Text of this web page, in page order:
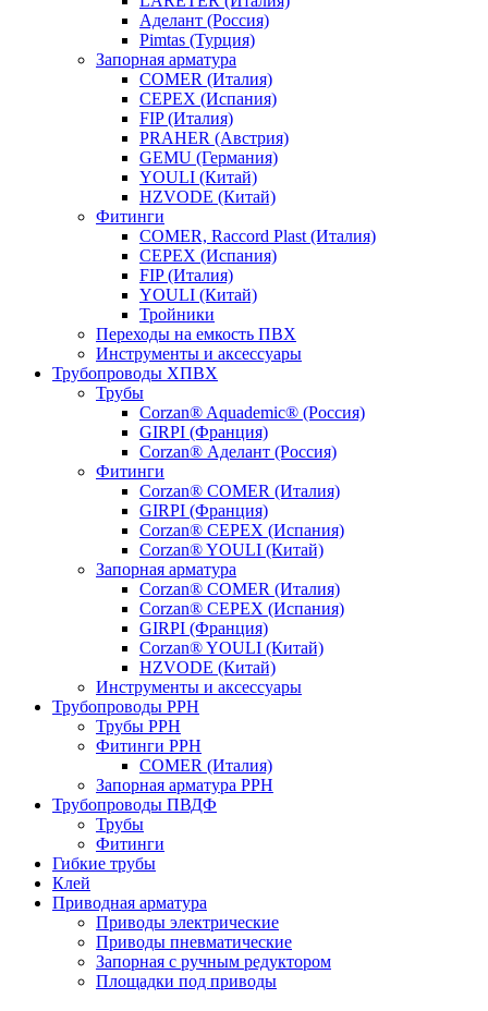
Аделант (Россия)
Pimtas (Турция)
Запорная арматура
COMER (Италия)
CEPEX (Испания)
FIP (Италия)
PRAHER (Австрия)
GEMU (Германия)
YOULI (Китай)
HZVODE (Китай)
Фитинги
COMER, Raccord Plast (Италия)
CEPEX (Испания)
FIP (Италия)
YOULI (Китай)
Тройники
Переходы на емкость ПВХ
Инструменты и аксессуары
Трубопроводы ХПВХ
Трубы
Corzan® Aquademic® (Россия)
GIRPI (Франция)
Corzan® Аделант (Россия)
Фитинги
Corzan® COMER (Италия)
GIRPI (Франция)
Corzan® CEPEX (Испания)
Corzan® YOULI (Китай)
Запорная арматура
Corzan® COMER (Италия)
Corzan® CEPEX (Испания)
GIRPI (Франция)
Corzan® YOULI (Китай)
HZVODE (Китай)
Инструменты и аксессуары
Трубопроводы PPH
Трубы PPH
Фитинги PPH
COMER (Италия)
Запорная арматура PPH
Трубопроводы ПВДФ
Трубы
Фитинги
Гибкие трубы
Клей
Приводная арматура
Приводы электрические
Приводы пневматические
Запорная с ручным редуктором
Площадки под приводы